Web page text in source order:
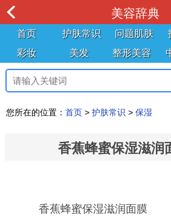
美容辞典
首页 护肤常识 问题肌肤
彩妆
美发 整形美容
您所在的位置： 首页 > 护肤常识 > 保湿
香蕉蜂蜜保湿滋润
香蕉蜂蜜保湿滋润面膜